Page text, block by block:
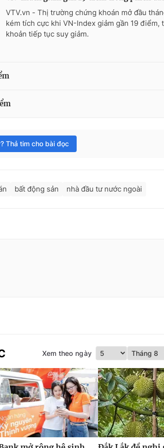
VTV.vn - Thị trường chứng khoán mở đầu
kém tích cực khi VN-Index giảm gần 19 điểm,
khoản tiếp tục suy giảm.
Thả tim cho bài đọc
bất động sản nhà đầu tư nước ngoài
Xem theo ngày